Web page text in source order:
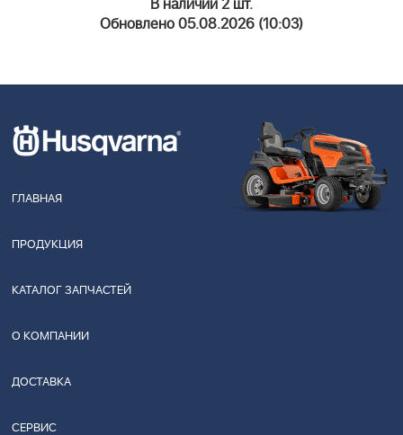
В наличии 2 шт.
Обновлено 05.08.2026 (10:03)
ГЛАВНАЯ
ПРОДУКЦИЯ
КАТАЛОГ ЗАПЧАСТЕЙ
О КОМПАНИИ
ДОСТАВКА
СЕРВИС